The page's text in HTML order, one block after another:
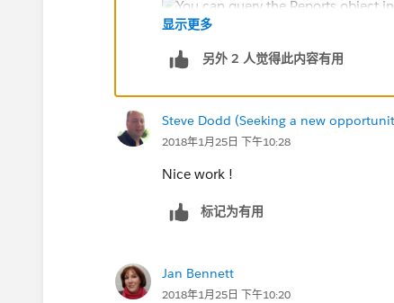
显示更多
另外 2 人觉得此内容有用
Steve Dodd (Seeking a new
2018年1月25日 下午10:28
Nice work !
标记为有用
Jan Bennett
2018年1月25日 下午10:20